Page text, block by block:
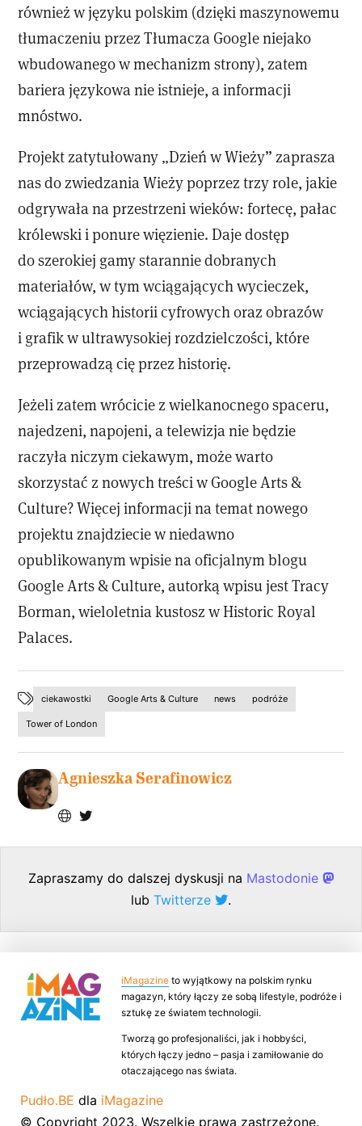
również w języku polskim (dzięki maszynowemu
tłumaczeniu przez Tłumacza Google niejako
wbudowanego w mechanizm strony), zatem
bariera językowa nie istnieje, a informacji
mnóstwo.
Projekt zatytułowany „Dzień w Wieży” zaprasza
nas do zwiedzania Wieży poprzez trzy role, jakie
odgrywała na przestrzeni wieków: fortecę, pałac
królewski i ponure więzienie. Daje dostęp
do szerokiej gamy starannie dobranych
materiałów, w tym wciągających wycieczek,
wciągających historii cyfrowych oraz obrazów
i grafik w ultrawysokiej rozdzielczości, które
przeprowadzą cię przez historię.
Jeżeli zatem wrócicie z wielkanocnego spaceru,
najedzeni, napojeni, a telewizja nie będzie
raczyła niczym ciekawym, może warto
skorzystać z nowych treści w Google Arts &
Culture? Więcej informacji na temat nowego
projektu znajdziecie w niedawno
opublikowanym wpisie na oficjalnym blogu
Google Arts & Culture, autorką wpisu jest Tracy
Borman, wieloletnia kustosz w Historic Royal
Palaces.
ciekawostki Google Arts & Culture news podróże
Tower of London
Agnieszka Serafinowicz
Zapraszamy do dalszej dyskusji na Mastodonie
lub Twitterze .
iMagazine to wyjątkowy na polskim rynku
magazyn, który łączy ze sobą lifestyle, podróże i
sztukę ze światem technologii.
Tworzą go profesjonaliści, jak i hobbyści,
których łączy jedno – pasja i zamiłowanie do
otaczającego nas świata.
Pudło.BE dla iMagazine
© Copyright 2023. Wszelkie prawa zastrzeżone.